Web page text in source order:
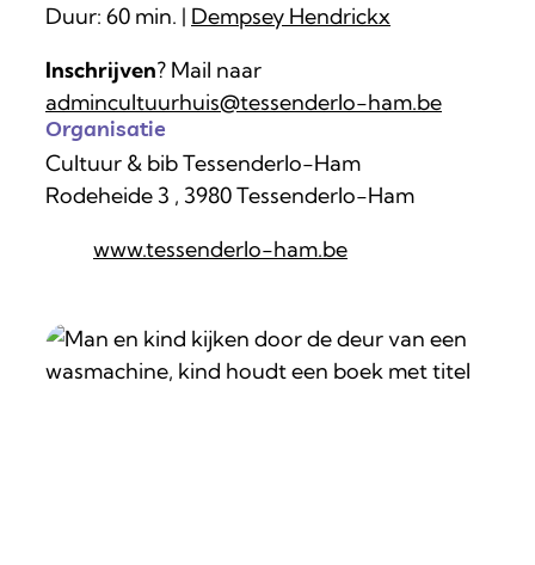
Duur: 60 min. | Dempsey Hendrickx
Inschrijven? Mail naar
admincultuurhuis@tessenderlo-ham.be
Organisatie
Cultuur & bib Tessenderlo-Ham
Rodeheide 3 , 3980Tessenderlo-Ham
Websitewww.tessenderlo-ham.be